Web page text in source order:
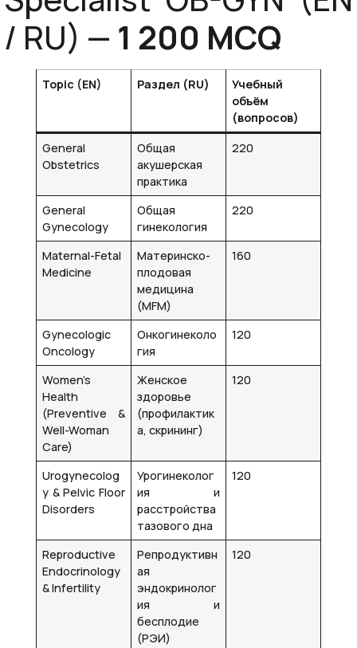
/ RU) — 1 200 MCQ
Topic (EN) Раздел (RU)
Учебный
объём
(вопросов)
General
Obstetrics
Общая
акушерская
практика
220
General
Gynecology
Общая
гинекология
220
Maternal-Fetal
Medicine
Материнско-
плодовая
медицина
(MFM)
160
Gynecologic
Oncology
Онкогинеколо
гия
120
Women’s
Health
(Preventive &
Well-Woman
Care)
Женское
здоровье
(профилактик
а, скрининг)
120
Urogynecolog
y & Pelvic Floor
Disorders
Урогинеколог
ия и
расстройства
тазового дна
120
Reproductive
Endocrinology
& Infertility
Репродуктивн
ая
эндокринолог
ия и
бесплодие
(РЭИ)
120